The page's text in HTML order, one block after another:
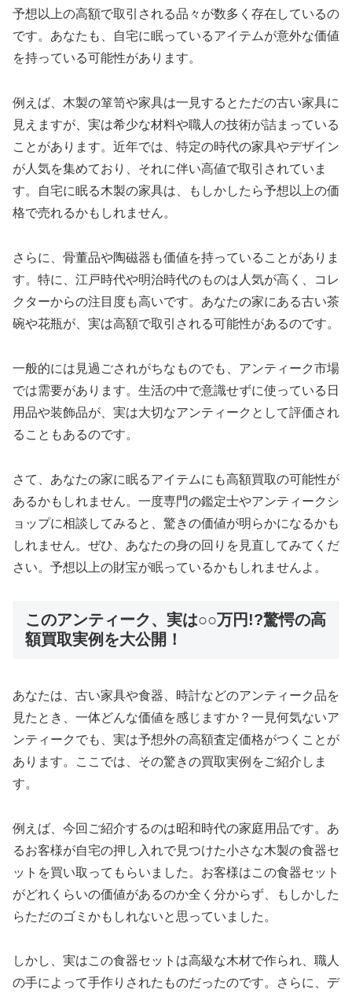
予想以上の高額で取引される品々が数多く存在しているの
です。あなたも、自宅に眠っているアイテムが意外な価値
を持っている可能性があります。
例えば、木製の箪笥や家具は一見するとただの古い家具に
見えますが、実は希少な材料や職人の技術が詰まっている
ことがあります。近年では、特定の時代の家具やデザイン
が人気を集めており、それに伴い高値で取引されていま
す。自宅に眠る木製の家具は、もしかしたら予想以上の価
格で売れるかもしれません。
さらに、骨董品や陶磁器も価値を持っていることがありま
す。特に、江戸時代や明治時代のものは人気が高く、コレ
クターからの注目度も高いです。あなたの家にある古い茶
碗や花瓶が、実は高額で取引される可能性があるのです。
一般的には見過ごされがちなものでも、アンティーク市場
では需要があります。生活の中で意識せずに使っている日
用品や装飾品が、実は大切なアンティークとして評価され
ることもあるのです。
さて、あなたの家に眠るアイテムにも高額買取の可能性が
あるかもしれません。一度専門の鑑定士やアンティークシ
ョップに相談してみると、驚きの価値が明らかになるかも
しれません。ぜひ、あなたの身の回りを見直してみてくだ
さい。予想以上の財宝が眠っているかもしれませんよ。
このアンティーク、実は○○万円!?驚愕の高
額買取実例を大公開！
あなたは、古い家具や食器、時計などのアンティーク品を
見たとき、一体どんな価値を感じますか？一見何気ないア
ンティークでも、実は予想外の高額査定価格がつくことが
あります。ここでは、その驚きの買取実例をご紹介しま
す。
例えば、今回ご紹介するのは昭和時代の家庭用品です。あ
るお客様が自宅の押し入れで見つけた小さな木製の食器セ
ットを買い取ってもらいました。お客様はこの食器セット
がどれくらいの価値があるのか全く分からず、もしかした
らただのゴミかもしれないと思っていました。
しかし、実はこの食器セットは高級な木材で作られ、職人
の手によって手作りされたものだったのです。さらに、デ